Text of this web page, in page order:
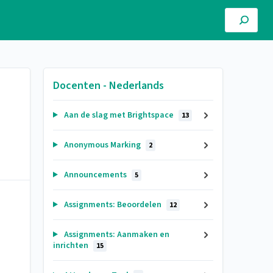
Docenten - Nederlands
Aan de slag met Brightspace 13
Anonymous Marking 2
Announcements 5
Assignments: Beoordelen 12
Assignments: Aanmaken en
inrichten
15